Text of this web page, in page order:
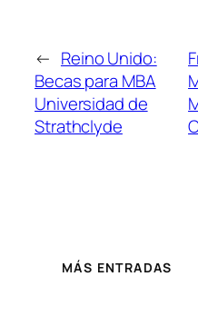
← Reino Unido:
Becas para MBA
Universidad de
Strathclyde
MÁS ENTRADAS